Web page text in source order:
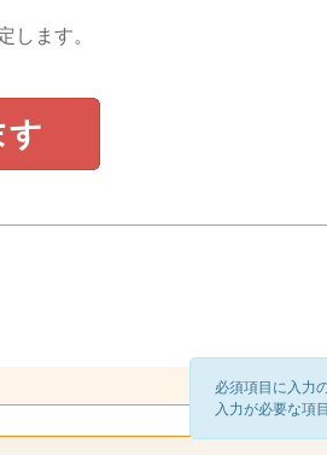
します。
必須項目に入力
入力が必要な項